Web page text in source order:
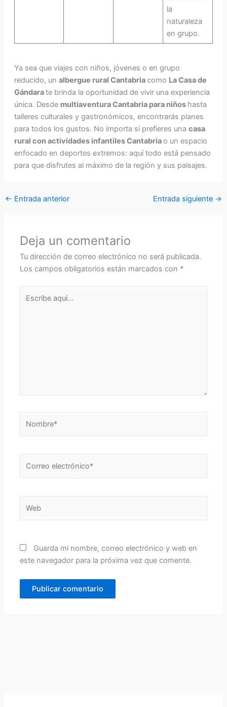
la
naturaleza
en grupo.
Ya sea que viajes con niños, jóvenes o en grupo
reducido, un albergue rural Cantabriacomo La Casa de
Gándarate brinda la oportunidad de vivir una experiencia
única. Desde multiaventura Cantabria para niños hasta
talleres culturales y gastronómicos, encontrarás planes
para todos los gustos. No importa si prefieres una casa
rural con actividades infantiles Cantabriao un espacio
enfocado en deportes extremos: aquí todo está pensado
para que disfrutes al máximo de la región y sus paisajes.
← Entrada anterior Entrada siguiente →
Deja un comentario
Tu dirección de correo electrónico no será publicada.
Los campos obligatorios están marcados con *
aquí...
electrónico*
Guarda mi nombre, correo electrónico y web en
este navegador para la próxima vez que comente.